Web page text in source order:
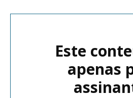
Este
apenas